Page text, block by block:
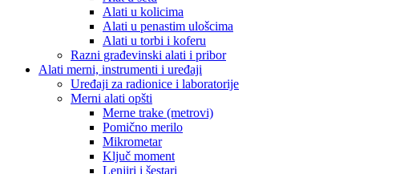
Alati u kolicima
Alati u penastim ulošcima
Alati u torbi i koferu
Razni građevinski alati i pribor
Alati merni, instrumenti i uređaji
Uređaji za radionice i laboratorije
Merni alati opšti
Merne trake (metrovi)
Pomično merilo
Mikrometar
Ključ moment
Lenjiri i šestari